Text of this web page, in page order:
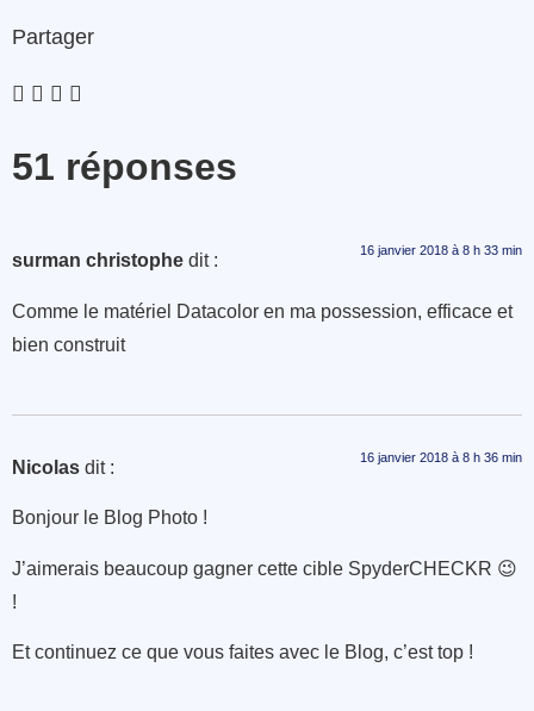
Partager
51 réponses
surman christophe dit : 16 janvier 2018 à 8 h 33 min
Comme le matériel Datacolor en ma possession, efficace et
bien construit
Nicolas dit : 16 janvier 2018 à 8 h 36 min
Bonjour le Blog Photo !
J’aimerais beaucoup gagner cette cible SpyderCHECKR 😉
!
Et continuez ce que vous faites avec le Blog, c’est top !